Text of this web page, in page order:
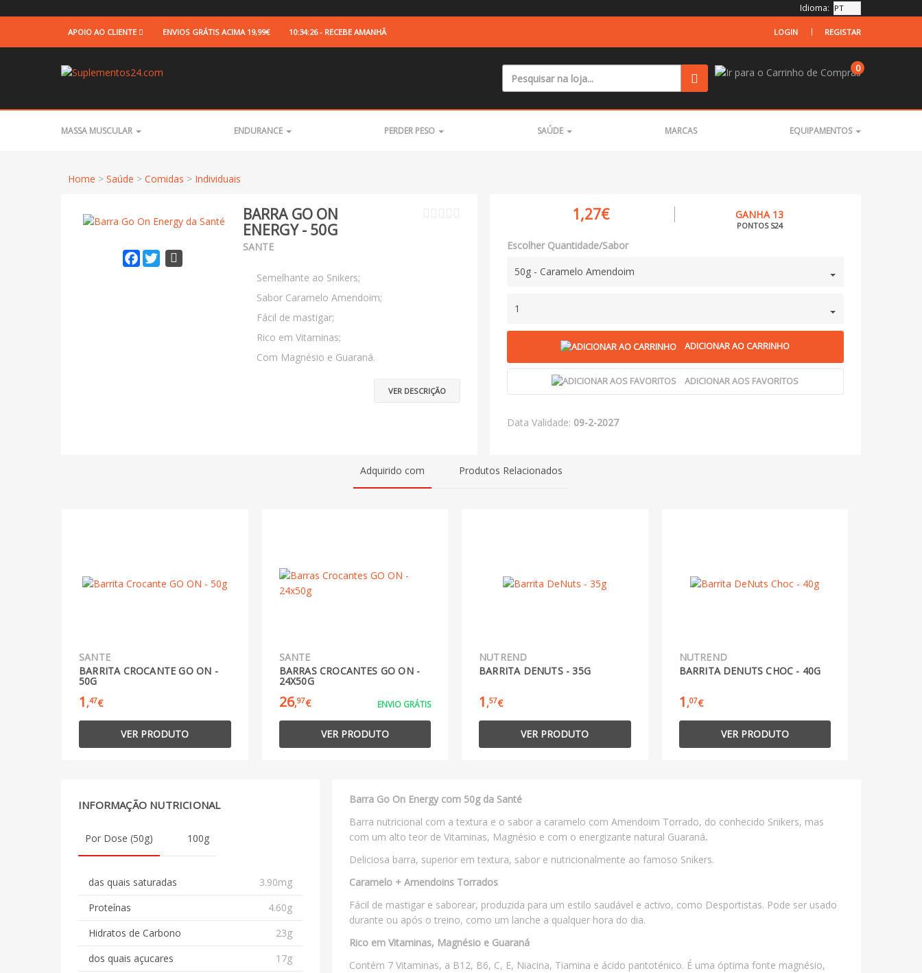
Idioma:
APOIO AO CLIENTE ENVIOS GRÁTIS ACIMA 19,99€ 10:34:25 - RECEBE AMANHÃ LOGIN REGISTAR
0
MASSA MUSCULAR ENDURANCE PERDER PESO SAÚDE MARCAS EQUIPAMENTOS
Home > Saúde > Comidas > Individuais
Facebook
Twitter
BARRA GO ON
ENERGY - 50G
SANTE
Semelhante ao Snikers;
Sabor Caramelo Amendoim;
Fácil de mastigar;
Rico em Vitaminas;
Com Magnésio e Guaraná.
VER DESCRIÇÃO
1,27€ GANHA 13
PONTOS S24
Escolher Quantidade/Sabor
50g - Caramelo Amendoim
1
ADICIONAR AO CARRINHO
ADICIONAR AOS FAVORITOS
Data Validade: 09-2-2027
Adquirido com Produtos Relacionados
SANTE
BARRITA CROCANTE GO ON -
50G
1 ,47€
VER PRODUTO
SANTE
BARRAS CROCANTES GO ON -
24X50G
26,97€ ENVIO GRÁTIS
VER PRODUTO
NUTREND
BARRITA DENUTS - 35G
1 ,57€
VER PRODUTO
NUTREND
BARRITA DENUTS CHOC - 40G
1 ,07€
VER PRODUTO
INFORMAÇÃO NUTRICIONAL
Por Dose (50g) 100g
das quais saturadas
3.90mg
Proteínas
4.60g
Hidratos de Carbono
23g
dos quais açucares
17g
Barra Go On Energy com 50g da Santé
Barra nutricional com a textura e o sabor a caramelo com Amendoim Torrado, do conhecido Snikers, mas
com um alto teor de Vitaminas, Magnésio e com o energizante natural Guaraná.
Deliciosa barra, superior em textura, sabor e nutricionalmente ao famoso Snikers.
Caramelo + Amendoins Torrados
Fácil de mastigar e saborear, produzida para um estilo saudável e activo, como Desportistas. Pode ser usado
durante ou após o treino, como um lanche a qualquer hora do dia.
Rico em Vitaminas, Magnésio e Guaraná
Contém 7 Vitaminas, a B12, B6, C, E, Niacina, Tiamina e ácido pantoténico. É uma óptima fonte magnésio,